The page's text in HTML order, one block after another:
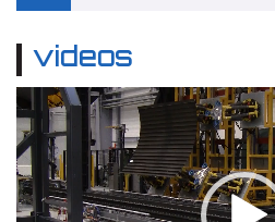
videos
Video-
Player